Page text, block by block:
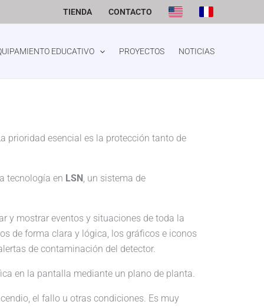
TIENDA CONTACTO
EDUCATIVO PROYECTOS NOTICIAS
prioridad esencial es la protección tanto de
tecnología en LSN, un sistema de
y mostrar eventos y situaciones de toda la
de forma clara y lógica, los gráficos e iconos
de contaminación del detector.
en la pantalla mediante un plano de planta.
el fallo u otras condiciones. Es muy